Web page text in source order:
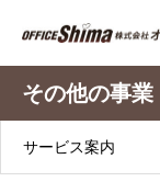
その他の事業
サービス案内